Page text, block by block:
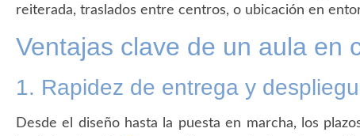
reiterada, traslados entre centros, o ubicación en
Ventajas clave de un aula en
1. Rapidez de entrega y
Desde el diseño hasta la puesta en marcha, los